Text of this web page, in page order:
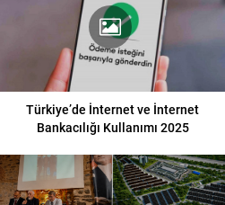
Türkiye’de İnternet ve İnternet
Bankacılığı Kullanımı 2025